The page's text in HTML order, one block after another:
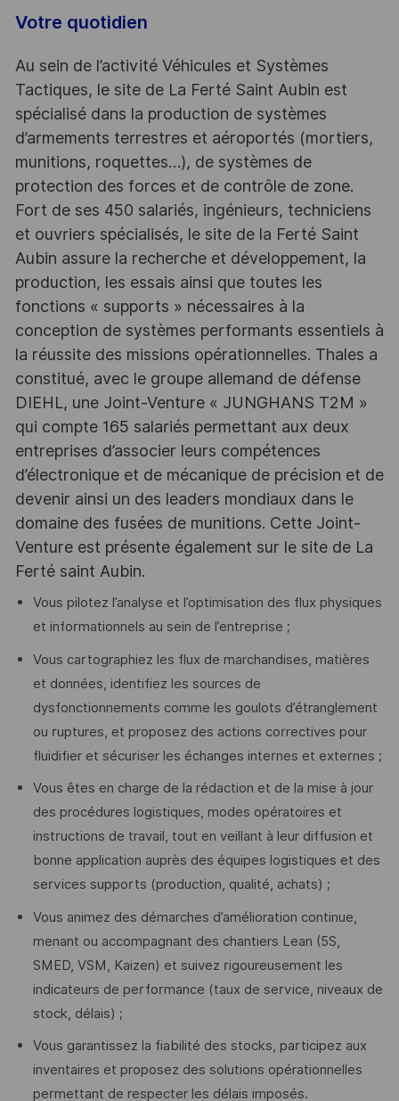
Votre quotidien
Au sein de l’activité Véhicules et Systèmes
Tactiques, le site de La Ferté Saint Aubin est
spécialisé dans la production de systèmes
d’armements terrestres et aéroportés (mortiers,
munitions, roquettes…), de systèmes de
protection des forces et de contrôle de zone.
Fort de ses 450 salariés, ingénieurs, techniciens
et ouvriers spécialisés, le site de la Ferté Saint
Aubin assure la recherche et développement, la
production, les essais ainsi que toutes les
fonctions « supports » nécessaires à la
conception de systèmes performants essentiels à
la réussite des missions opérationnelles. Thales a
constitué, avec le groupe allemand de défense
DIEHL, une Joint-Venture « JUNGHANS T2M »
qui compte 165 salariés permettant aux deux
entreprises d’associer leurs compétences
d’électronique et de mécanique de précision et de
devenir ainsi un des leaders mondiaux dans le
domaine des fusées de munitions. Cette Joint-
Venture est présente également sur le site de La
Ferté saint Aubin.
Vous pilotez l’analyse et l’optimisation des flux physiques
et informationnels au sein de l’entreprise ;
Vous cartographiez les flux de marchandises, matières
et données, identifiez les sources de
dysfonctionnements comme les goulots d’étranglement
ou ruptures, et proposez des actions correctives pour
fluidifier et sécuriser les échanges internes et externes ;
Vous êtes en charge de la rédaction et de la mise à jour
des procédures logistiques, modes opératoires et
instructions de travail, tout en veillant à leur diffusion et
bonne application auprès des équipes logistiques et des
services supports (production, qualité, achats) ;
Vous animez des démarches d’amélioration continue,
menant ou accompagnant des chantiers Lean (5S,
SMED, VSM, Kaizen) et suivez rigoureusement les
indicateurs de performance (taux de service, niveaux de
stock, délais) ;
Vous garantissez la fiabilité des stocks, participez aux
inventaires et proposez des solutions opérationnelles
permettant de respecter les délais imposés.